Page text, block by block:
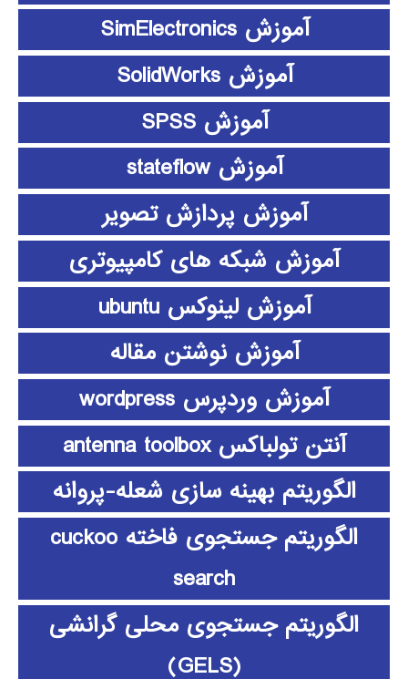
آموزش SimElectronics
آموزش SolidWorks
آموزش SPSS
آموزش stateflow
آموزش پردازش تصویر
آموزش شبکه های کامپیوتری
آموزش لینوکس ubuntu
آموزش نوشتن مقاله
آموزش وردپرس wordpress
آنتن تولباکس antenna toolbox
الگوریتم بهینه سازی شعله-پروانه
الگوریتم جستجوی فاخته cuckoo
search
الگوریتم جستجوی محلی گرانشی
(GELS)